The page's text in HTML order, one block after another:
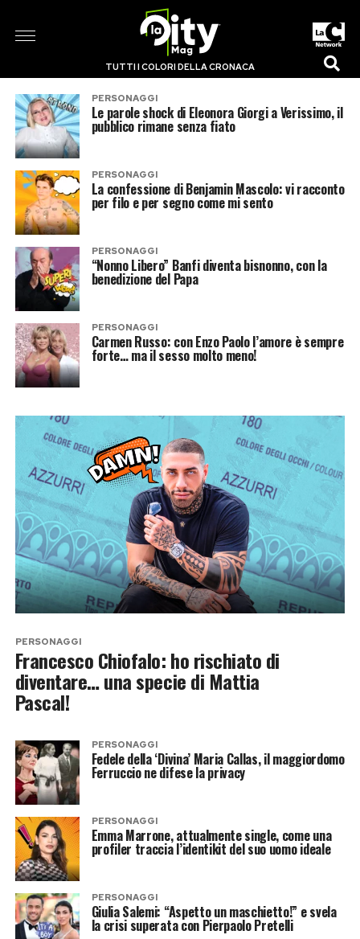
TUTTI I COLORI DELLA CRONACA
PERSONAGGI
Le parole shock di Eleonora Giorgi a Verissimo, il
pubblico rimane senza fiato
PERSONAGGI
La confessione di Benjamin Mascolo: vi racconto
per filo e per segno come mi sento
PERSONAGGI
“Nonno Libero” Banfi diventa bisnonno, con la
benedizione del Papa
PERSONAGGI
Carmen Russo: con Enzo Paolo l’amore è sempre
forte… ma il sesso molto meno!
PERSONAGGI
Francesco Chiofalo: ho rischiato di
diventare… una specie di Mattia
Pascal!
PERSONAGGI
Fedele della ‘Divina’ Maria Callas, il maggiordomo
Ferruccio ne difese la privacy
PERSONAGGI
Emma Marrone, attualmente single, come una
profiler traccia l’identikit del suo uomo ideale
PERSONAGGI
Giulia Salemi: “Aspetto un maschietto!” e svela
la crisi superata con Pierpaolo Pretelli